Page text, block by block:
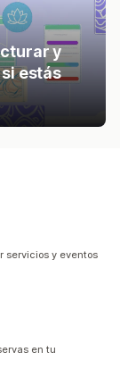
y
estás
servicios y eventos
en tu